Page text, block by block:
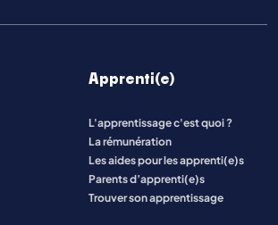
Apprenti(e)
L'apprentissage c'est quoi ?
La rémunération
Les aides pour les apprenti(e)s
Parents d’apprenti(e)s
Trouver son apprentissage